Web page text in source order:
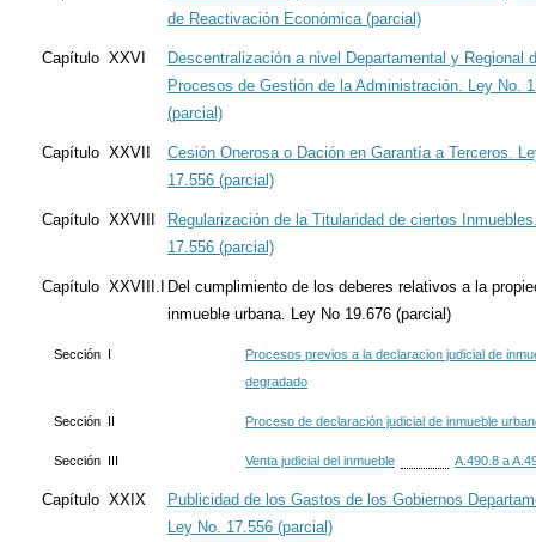
de Reactivación Económica (parcial)
Capítulo XXVI
Descentralización a nivel Departamental y Regional
Procesos de Gestión de la Administración. Ley No.
(parcial)
Capítulo XXVII
Cesión Onerosa o Dación en Garantía a Terceros.
17.556 (parcial)
Capítulo XXVIII
Regularización de la Titularidad de ciertos
17.556 (parcial)
Capítulo XXVIII.I
Del cumplimiento de los deberes relativos a la
inmueble urbana. Ley No 19.676 (parcial)
Sección I
Procesos previos a la declaracion judicial de
degradado
Sección II Proceso de declaración judicial de inmueble
Sección III Venta judicial del inmueble A.490.8 a
Capítulo XXIX
Publicidad de los Gastos de los Gobiernos
Ley No. 17.556 (parcial)